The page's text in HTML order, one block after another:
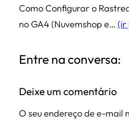
Como Configurar o
no GA4 (Nuvemshop e… (ir
Entre na conversa:
Deixe um comentário
O seu endereço de e-mail